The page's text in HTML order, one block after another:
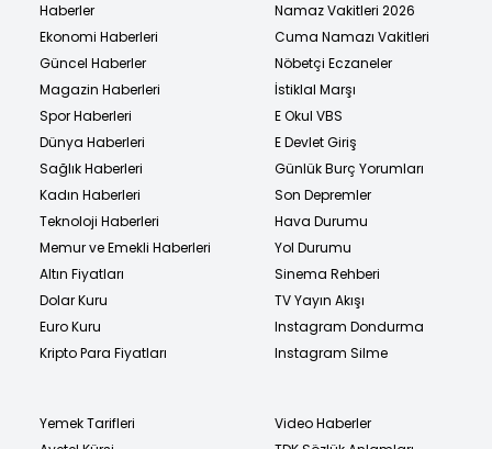
Haberler
Ekonomi Haberleri
Güncel Haberler
Magazin Haberleri
Spor Haberleri
Dünya Haberleri
Sağlık Haberleri
Kadın Haberleri
Teknoloji Haberleri
Memur ve Emekli Haberleri
Altın Fiyatları
Dolar Kuru
Euro Kuru
Kripto Para Fiyatları
Namaz Vakitleri 2026
Cuma Namazı Vakitleri
Nöbetçi Eczaneler
İstiklal Marşı
E Okul VBS
E Devlet Giriş
Günlük Burç Yorumları
Son Depremler
Hava Durumu
Yol Durumu
Sinema Rehberi
TV Yayın Akışı
Instagram Dondurma
Instagram Silme
Yemek Tarifleri
Video Haberler